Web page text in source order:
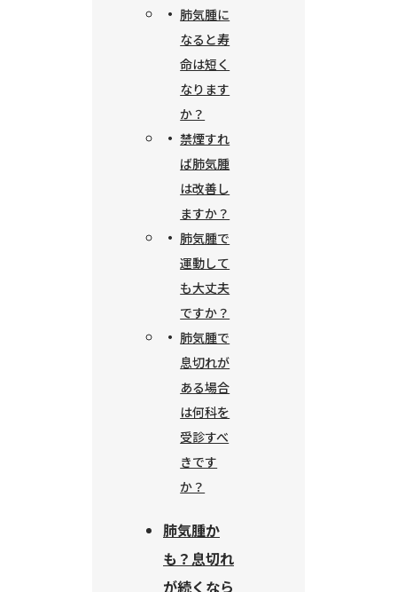
肺気腫に
なると寿
命は短く
なります
か？
禁煙すれ
ば肺気腫
は改善し
ますか？
肺気腫で
運動して
も大丈夫
ですか？
肺気腫で
息切れが
ある場合
は何科を
受診すべ
きです
か？
肺気腫か
も？息切れ
が続くなら